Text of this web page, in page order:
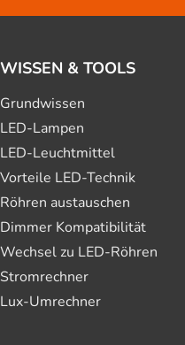
WISSEN & TOOLS
Grundwissen
LED-Lampen
LED-Leuchtmittel
Vorteile LED-Technik
Röhren austauschen
Dimmer Kompatibilität
Wechsel zu LED-Röhren
Stromrechner
Lux-Umrechner